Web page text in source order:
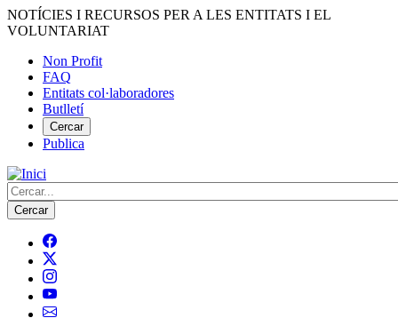
Vés
al
NOTÍCIES I RECURSOS PER A LES ENTITATS I EL
VOLUNTARIAT
Menú
del
compte
d'usuari
Non Profit
FAQ
Entitats col·laboradores
Butlletí
Cercar
Publica
Cerca